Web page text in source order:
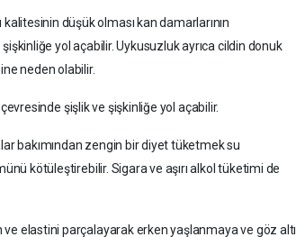
düşük olması kan damarlarının
yol açabilir. Uykusuzluk ayrıca cildin donuk
neden olabilir.
şişlik ve şişkinliğe yol açabilir.
bakımından zengin bir diyet tüketmek su
kötüleştirebilir. Sigara ve aşırı alkol tüketimi de
elastini parçalayarak erken yaşlanmaya ve göz altı